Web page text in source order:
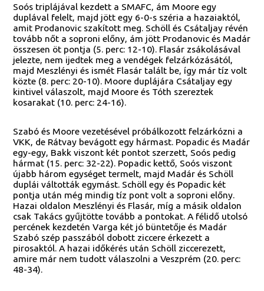
Soós triplájával kezdett a SMAFC, ám Moore egy
duplával felelt, majd jött egy 6-0-s széria a hazaiaktól,
amit Prodanovic szakított meg. Schöll és Csátaljay révén
tovább nőt a soproni előny, ám jött Prodanovic és Madár
összesen öt pontja (5. perc: 12-10). Flasár zsákolásával
jelezte, nem ijedtek meg a vendégek felzárkózásától,
majd Meszlényi és ismét Flasár talált be, így már tíz volt
közte (8. perc: 20-10). Moore duplájára Csátaljay egy
kintivel válaszolt, majd Moore és Tóth szereztek
kosarakat (10. perc: 24-16).
Szabó és Moore vezetésével próbálkozott felzárkózni a
VKK, de Rátvay bevágott egy hármast. Popadic és Madár
egy-egy, Bakk viszont két pontot szerzett, Soós pedig
hármat (15. perc: 32-22). Popadic kettő, Soós viszont
újabb három egységet termelt, majd Madár és Schöll
duplái váltották egymást. Schöll egy és Popadic két
pontja után még mindig tíz pont volt a soproni előny.
Hazai oldalon Meszlényi és Flasár, míg a másik oldalon
csak Takács gyűjtötte tovább a pontokat. A félidő utolsó
percének kezdetén Varga két jó büntetője és Madár
Szabó szép passzából dobott ziccere érkezett a
pirosaktól. A hazai időkérés után Schöll ziccerezett,
amire már nem tudott válaszolni a Veszprém (20. perc:
48-34).